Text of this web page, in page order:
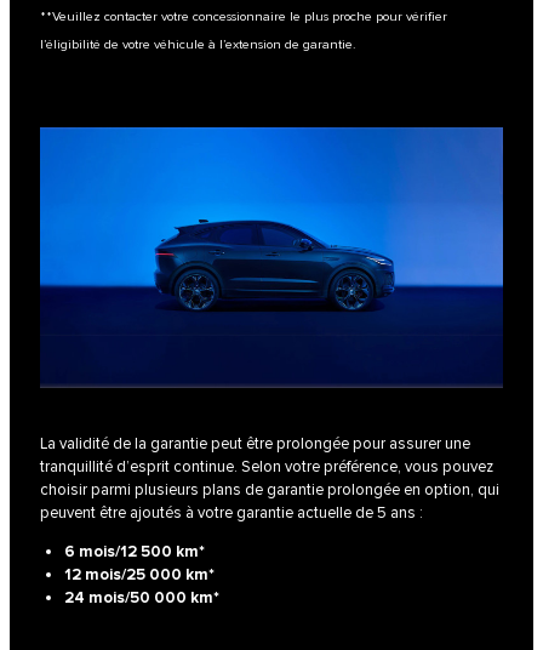
**Veuillez contacter votre concessionnaire le plus proche pour vérifier
l’éligibilité de votre véhicule à l’extension de garantie.
La validité de la garantie peut être prolongée pour assurer une
tranquillité d’esprit continue. Selon votre préférence, vous pouvez
choisir parmi plusieurs plans de garantie prolongée en option, qui
peuvent être ajoutés à votre garantie actuelle de 5 ans :
6 mois/12 500 km*
12 mois/25 000 km*
24 mois/50 000 km*